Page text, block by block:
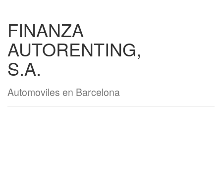
FINANZA
AUTORENTING,
S.A.
Automoviles en Barcelona